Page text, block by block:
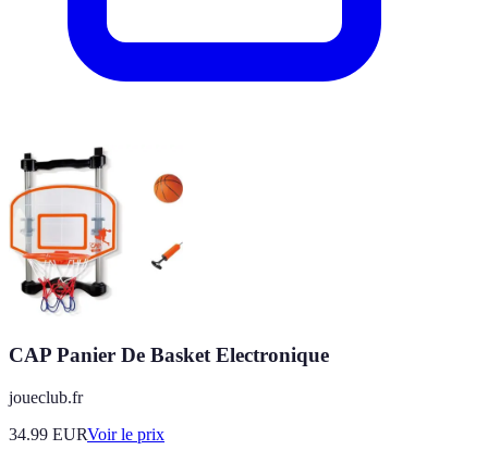
CAP Panier De Basket Electronique
joueclub.fr
34.99 EURVoir le prix